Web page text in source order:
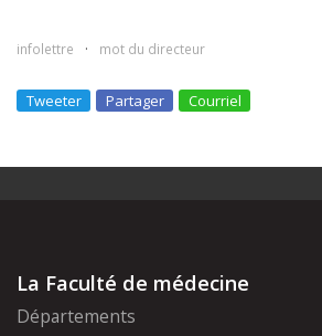
infolettre mot du directeur
Tweeter Partager Courriel
La Faculté de médecine
Départements